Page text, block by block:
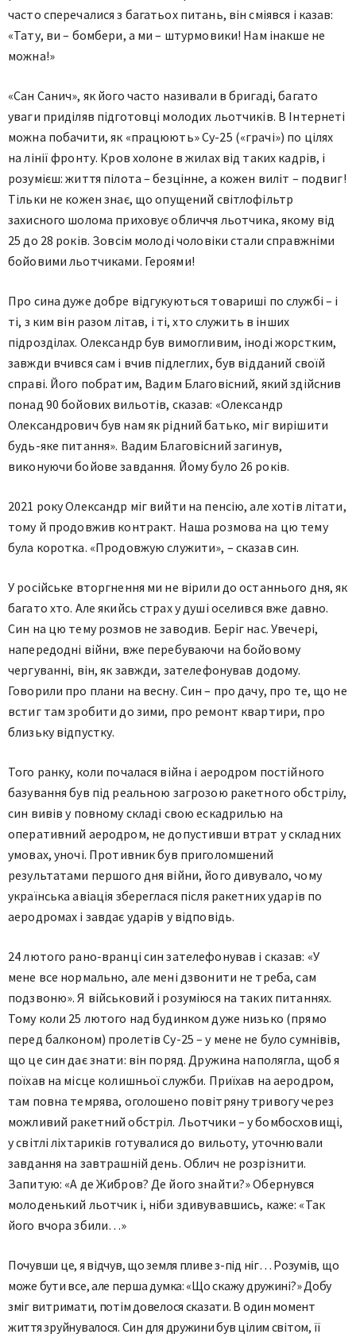
часто сперечалися з багатьох питань, він сміявся і казав:
«Тату, ви – бомбери, а ми – штурмовики! Нам інакше не
можна!»
«Сан Санич», як його часто називали в бригаді, багато
уваги приділяв підготовці молодих льотчиків. В Інтернеті
можна побачити, як «працюють» Су-25 («грачі») по цілях
на лінії фронту. Кров холоне в жилах від таких кадрів, і
розумієш: життя пілота – безцінне, а кожен виліт – подвиг!
Тільки не кожен знає, що опущений світлофільтр
захисного шолома приховує обличчя льотчика, якому від
25 до 28 років. Зовсім молоді чоловіки стали справжніми
бойовими льотчиками. Героями!
Про сина дуже добре відгукуються товариші по службі – і
ті, з ким він разом літав, і ті, хто служить в інших
підрозділах. Олександр був вимогливим, іноді жорстким,
завжди вчився сам і вчив підлеглих, був відданий своїй
справі. Його побратим, Вадим Благовісний, який здійснив
понад 90 бойових вильотів, сказав: «Олександр
Олександрович був нам як рідний батько, міг вирішити
будь-яке питання». Вадим Благовісний загинув,
виконуючи бойове завдання. Йому було 26 років.
2021 року Олександр міг вийти на пенсію, але хотів літати,
тому й продовжив контракт. Наша розмова на цю тему
була коротка. «Продовжую служити», – сказав син.
У російське вторгнення ми не вірили до останнього дня, як
багато хто. Але якийсь страх у душі оселився вже давно.
Син на цю тему розмов не заводив. Беріг нас. Увечері,
напередодні війни, вже перебуваючи на бойовому
чергуванні, він, як завжди, зателефонував додому.
Говорили про плани на весну. Син – про дачу, про те, що не
встиг там зробити до зими, про ремонт квартири, про
близьку відпустку.
Того ранку, коли почалася війна і аеродром постійного
базування був під реальною загрозою ракетного обстрілу,
син вивів у повному складі свою ескадрилью на
оперативний аеродром, не допустивши втрат у складних
умовах, уночі. Противник був приголомшений
результатами першого дня війни, його дивувало, чому
українська авіація збереглася після ракетних ударів по
аеродромах і завдає ударів у відповідь.
24 лютого рано-вранці син зателефонував і сказав: «У
мене все нормально, але мені дзвонити не треба, сам
подзвоню». Я військовий і розуміюся на таких питаннях.
Тому коли 25 лютого над будинком дуже низько (прямо
перед балконом) пролетів Су-25 – у мене не було сумнівів,
що це син дає знати: він поряд. Дружина наполягла, щоб я
поїхав на місце колишньої служби. Приїхав на аеродром,
там повна темрява, оголошено повітряну тривогу через
можливий ракетний обстріл. Льотчики – у бомбосховищі,
у світлі ліхтариків готувалися до вильоту, уточнювали
завдання на завтрашній день. Облич не розрізнити.
Запитую: «А де Жибров? Де його знайти?» Обернувся
молоденький льотчик і, ніби здивувавшись, каже: «Так
його вчора збили…»
Почувши це, я відчув, що земля пливе з-під ніг… Розумів, що
може бути все, але перша думка: «Що скажу дружині?» Добу
зміг витримати, потім довелося сказати. В один момент
життя зруйнувалося. Син для дружини був цілим світом, її